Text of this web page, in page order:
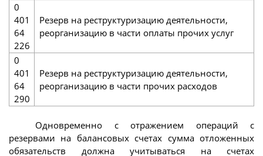
0
401
64
226
Резерв на реструктуризацию деятельности,
реорганизацию в части оплаты прочих услуг
0
401
64
290
Резерв на реструктуризацию деятельности,
реорганизацию в части прочих расходов
Одновременно с отражением операций с
резервами на балансовых счетах сумма отложенных
обязательств должна учитываться на счетах